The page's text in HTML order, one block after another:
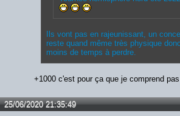
Ils vont pas en rajeunissant, un
reste quand même très physique
moins de temps à perdre.
+1000 c'est pour ça que je comprend
25/06/2020 21:35:49